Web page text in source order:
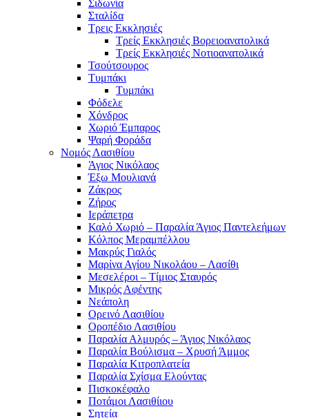
Σιδωνία
Σταλίδα
Τρεις Εκκλησιές
Τρείς Εκκλησιές Βορειοανατολικά
Τρείς Εκκλησιές Νοτιοανατολικά
Τσούτσουρος
Τυμπάκι
Τυμπάκι
Φόδελε
Χόνδρος
Χωριό Έμπαρος
Ψαρή Φοράδα
Νομός Λασιθίου
Άγιος Νικόλαος
Έξω Μουλιανά
Ζάκρος
Ζήρος
Ιεράπετρα
Καλό Χωριό – Παραλία Άγιος Παντελεήμων
Κόλπος Μεραμπέλλου
Μακρύς Γιαλός
Μαρίνα Αγίου Νικολάου – Λασίθι
Μεσελέροι – Τίμιος Σταυρός
Μικρός Αφέντης
Νεάπολη
Ορεινό Λασιθίου
Οροπέδιο Λασιθίου
Παραλία Αλμυρός – Άγιος Νικόλαος
Παραλία Βούλισμα – Χρυσή Άμμος
Παραλία Κιτροπλατεία
Παραλία Σχίσμα Ελούντας
Πισκοκέφαλο
Ποτάμοι Λασιθίιου
Σητεία